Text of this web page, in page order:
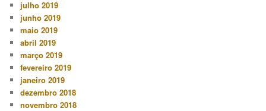
julho 2019
junho 2019
maio 2019
abril 2019
março 2019
fevereiro 2019
janeiro 2019
dezembro 2018
novembro 2018